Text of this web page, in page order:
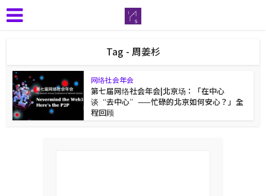
Tag - 周姜杉
网络社会年会
第七届网络社会年会|北京场：「在中心
谈“去中心”——忙碌的北京如何安心？」全
程回顾